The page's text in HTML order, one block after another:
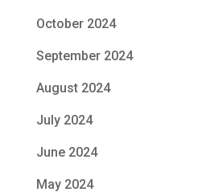
October 2024
September 2024
August 2024
July 2024
June 2024
May 2024